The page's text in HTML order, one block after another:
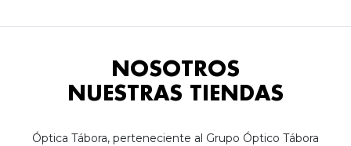
NOSOTROS
NUESTRAS TIENDAS
Óptica Tábora, perteneciente al Grupo Óptico Tábora